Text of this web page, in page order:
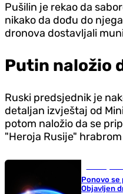
Pušilin je rekao da
nikako da dođu do
dronova dostavljali
Putin naložio
Ruski predsjednik je
detaljan izvještaj od
potom naložio da se
"Heroja Rusije"
Ponovo se
Objavljen